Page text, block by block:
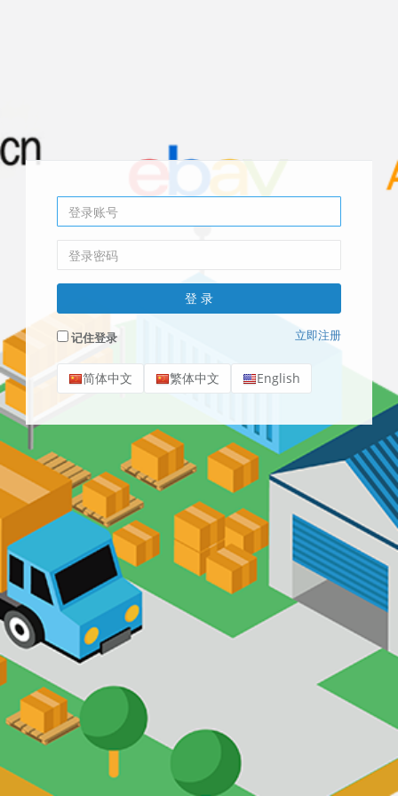
记住登录 立即注册
简体中文 繁体中文 English